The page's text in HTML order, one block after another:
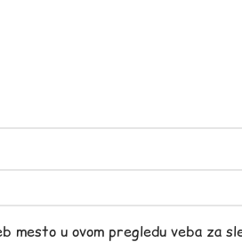
mesto u ovom pregledu veba za